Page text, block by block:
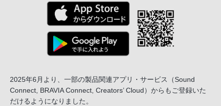
2025年6月より、一部の製品関連アプリ・サービス
（Sound
Connect, BRAVIA Connect, Creators’ Cloud）からもご登録いた
だけるようになりました。